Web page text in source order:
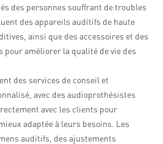
des personnes souffrant de troubles
des appareils auditifs de haute
ainsi que des accessoires et des
pour améliorer la qualité de vie des
des services de conseil et
avec des audioprothésistes
avec les clients pour
adaptée à leurs besoins. Les
auditifs, des ajustements